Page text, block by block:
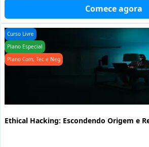
Comece agora
Curso Livre
Plano Especial
Plano Com, Tec e Neg
Ethical Hacking: Escondendo Origem e